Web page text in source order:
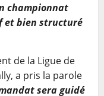
championnat
et bien structuré
de la Ligue de
a pris la parole
sera guidé